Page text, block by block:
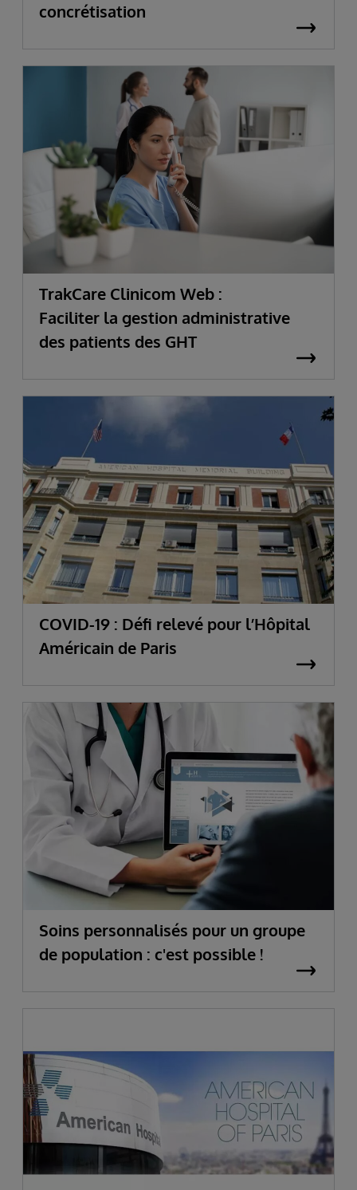
concrétisation
TrakCare Clinicom Web :
Faciliter la gestion administrative
des patients des GHT
COVID-19 : Défi relevé pour l’Hôpital
Américain de Paris
Soins personnalisés pour un groupe
de population : c'est possible !